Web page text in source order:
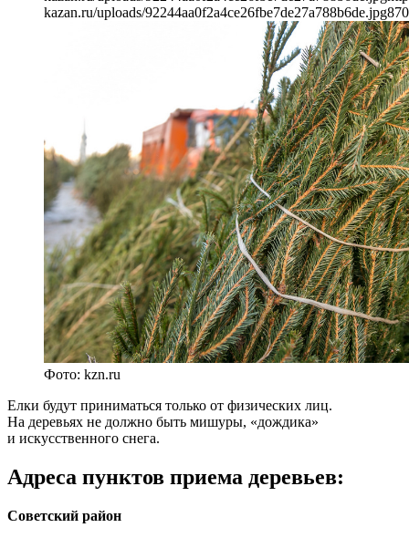
kazan.ru/uploads/92244aa0f2a4ce26fbe7de27a788b6de.jpg870
Фото: kzn.ru
Елки будут приниматься только от физических лиц.
На деревьях не должно быть мишуры, «дождика»
и искусственного снега.
Адреса пунктов приема деревьев:
Советский район